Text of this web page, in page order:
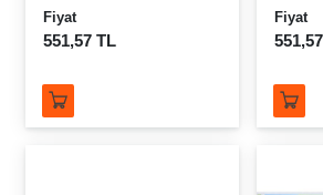
Fiyat
551,57 TL
Fiyat